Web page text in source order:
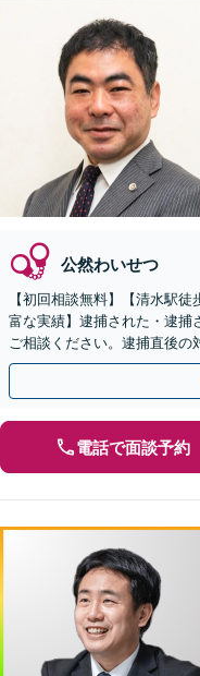
公然わいせつ
【初回相談無料】【清水駅
富な実績】逮捕された・逮捕
ご相談ください。逮捕直後の
性が高まります。被害者の方
電話で面談予約